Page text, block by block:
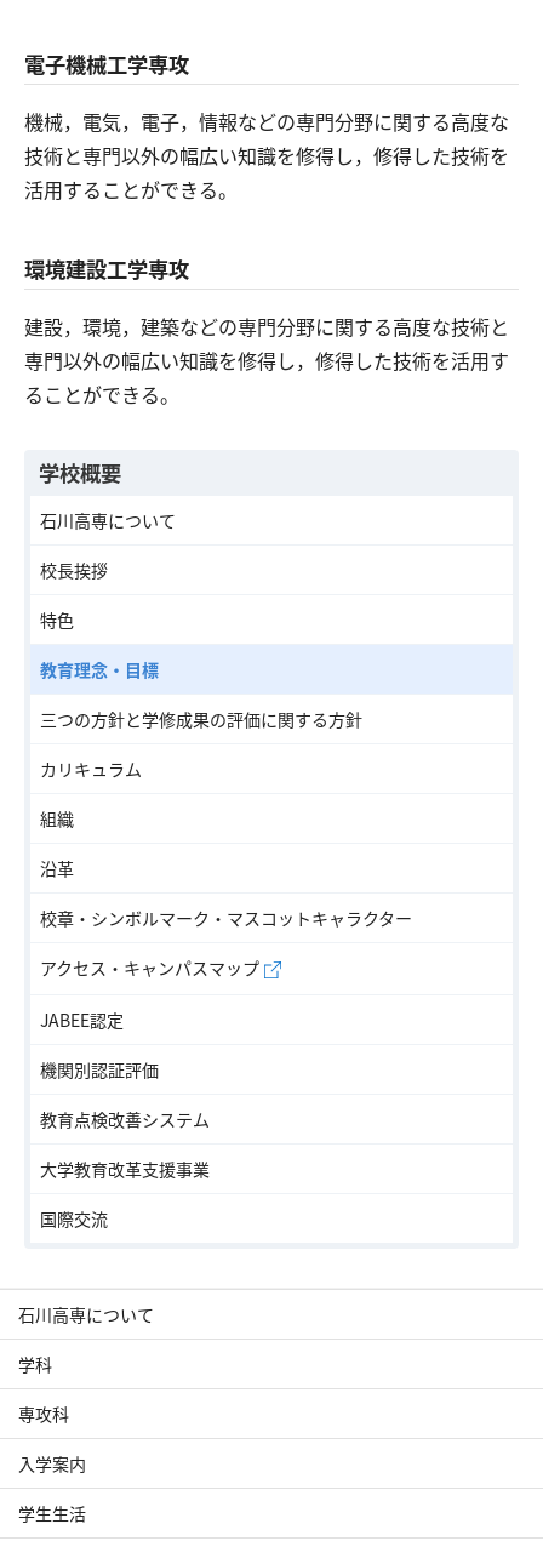
電子機械工学専攻
機械，電気，電子，情報などの専門分野に関する高度な
技術と専門以外の幅広い知識を修得し，修得した技術を
活用することができる。
環境建設工学専攻
建設，環境，建築などの専門分野に関する高度な技術と
専門以外の幅広い知識を修得し，修得した技術を活用す
ることができる。
学校概要
石川高専について
校長挨拶
特色
教育理念・目標
三つの方針と学修成果の評価に関する方針
カリキュラム
組織
沿革
校章・シンボルマーク・マスコットキャラクター
アクセス・キャンパスマップ
JABEE認定
機関別認証評価
教育点検改善システム
大学教育改革支援事業
国際交流
石川高専について
学科
専攻科
入学案内
学生生活